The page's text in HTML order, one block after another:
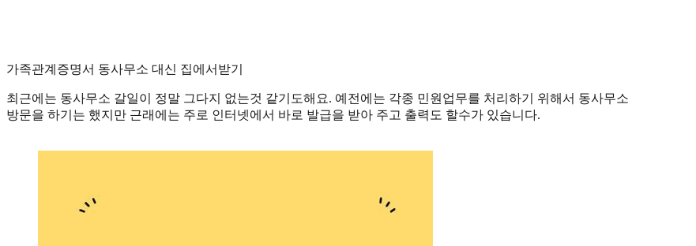
가족관계증명서 동사무소 대신 집에서받기
최근에는 동사무소 갈일이 정말 그다지 없는것 같기도해요. 예전에는 각종 민원업무를 처리하기 위해서 동사무소
방문을 하기는 했지만 근래에는 주로 인터넷에서 바로 발급을 받아 주고 출력도 할수가 있습니다.